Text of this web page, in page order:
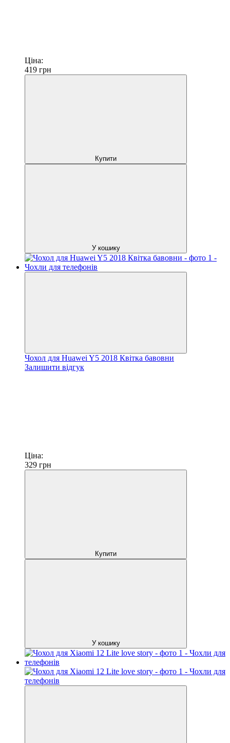
Ціна:
419 грн
Купити
У кошику
Чохол для Huawei Y5 2018 Квітка бавовни
Залишити відгук
Ціна:
329 грн
Купити
У кошику